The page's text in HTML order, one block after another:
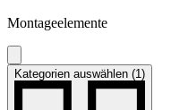
Montageelemente
Kategorien auswählen (1)